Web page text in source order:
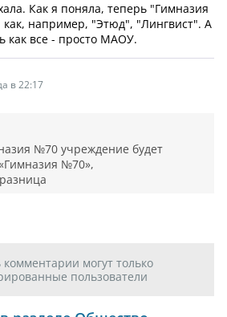
Как я поняла, теперь "Гимназия
например, "Этюд", "Лингвист". А
как все - просто МАОУ.
в 22:17
№70 учреждение будет
№70»,
комментарии могут только
пользователи